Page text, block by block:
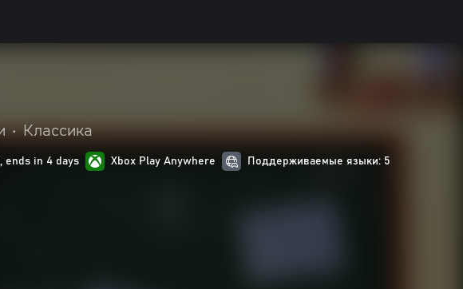
• Классика
ends in 4 days Xbox Play Anywhere Поддерживаемые языки: 5